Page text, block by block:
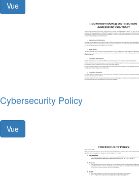
Vue
Cybersecurity Policy
Vue